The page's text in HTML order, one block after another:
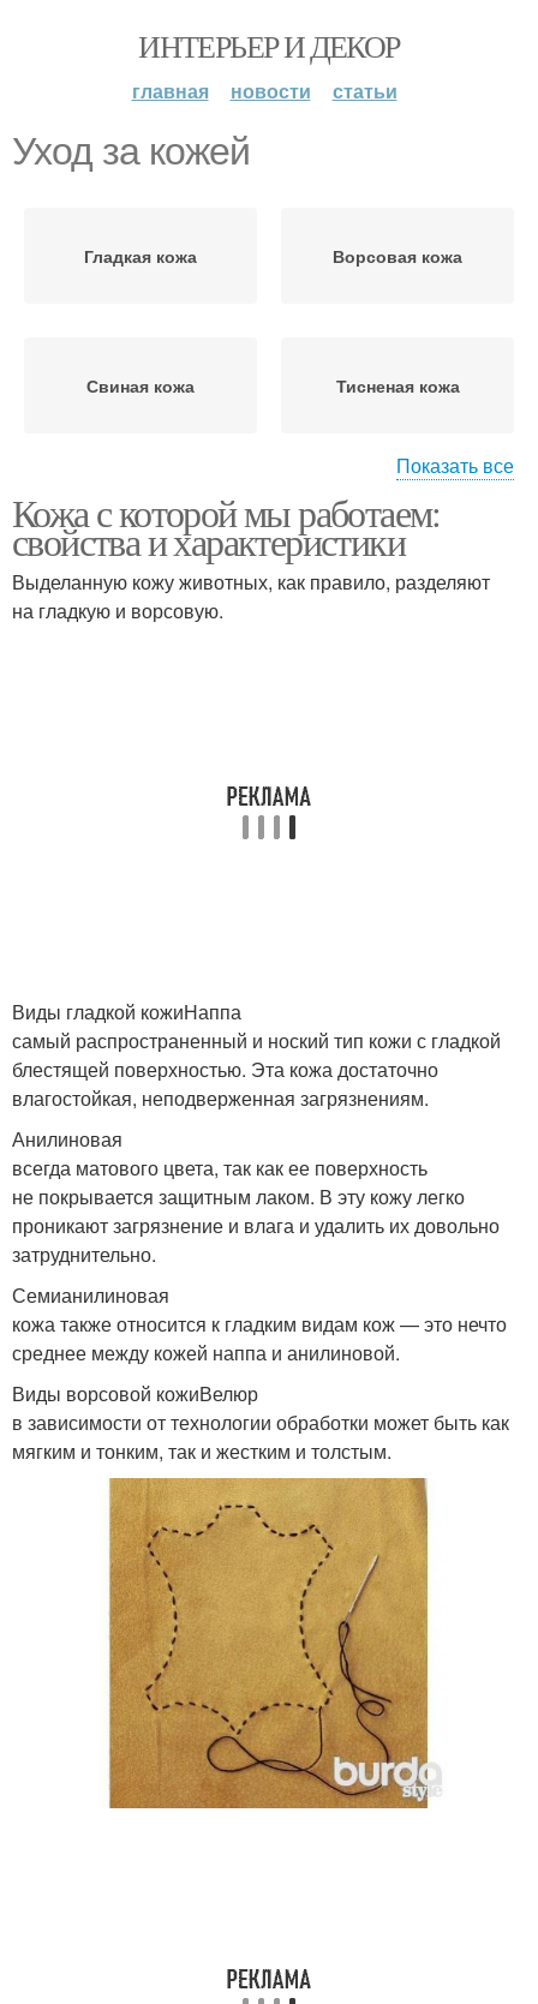
ИНТЕРЬЕР И ДЕКОР
главная новости статьи
Уход за кожей
Гладкая кожа Ворсовая кожа
Свиная кожа Тисненая кожа
Рыбья кожа Кожа из шкуры
Показать все
Кожа с которой мы работаем:
свойства и характеристики
Выделанную кожу животных, как правило, разделяют
на гладкую и ворсовую.
Виды гладкой кожиНаппа
самый распространенный и ноский тип кожи с гладкой
блестящей поверхностью. Эта кожа достаточно
влагостойкая, неподверженная загрязнениям.
Анилиновая
всегда матового цвета, так как ее поверхность
не покрывается защитным лаком. В эту кожу легко
проникают загрязнение и влага и удалить их довольно
затруднительно.
Семианилиновая
кожа также относится к гладким видам кож — это нечто
среднее между кожей наппа и анилиновой.
Виды ворсовой кожиВелюр
в зависимости от технологии обработки может быть как
мягким и тонким, так и жестким и толстым.